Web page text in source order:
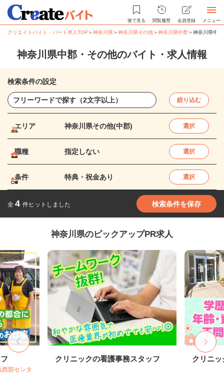
後で見る 閲覧履歴 会員登録 メニュー
クリエイトバイト・パート求人TOP ＞神奈川県＞神奈川県その他＞神奈川県中郡＞神奈川県中
神奈川県中郡・その他のバイト・求人情報
検索条件の設定
絞り込む
エリア 神奈川県その他(中郡) 選択
職種 指定しない 選択
条件 特典・祝金あり 選択
全 4 件ヒットしました 検索条件を保存
神奈川県のピックアップPR求人
部センタ
クリニックの看護事務スタッフ クリニ